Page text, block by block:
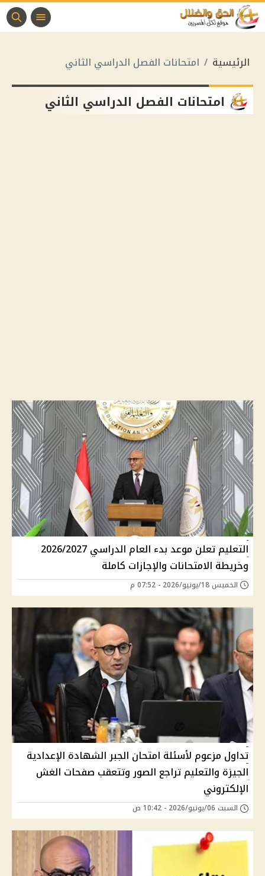
الرئيسية امتحانات الفصل الدراسي الثاني
امتحانات الفصل الدراسي الثاني
التعليم تعلن موعد بدء العام الدراسي 2026/2027
وخريطة الامتحانات والإجازات كاملة
الخميس 18/يونيو/2026 - 07:52 م
تداول مزعوم لأسئلة امتحان الجبر الشهادة الإعدادية
الجيزة والتعليم تراجع الصور وتتعقب صفحات الغش
الإلكتروني
السبت 06/يونيو/2026 - 10:42 ص